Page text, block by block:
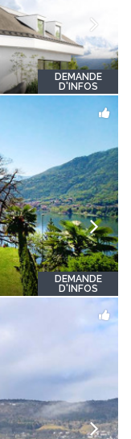
DEMANDE
D'INFOS
DEMANDE
D'INFOS